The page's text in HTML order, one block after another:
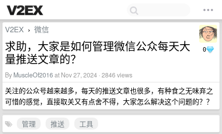
0
V2EX › 微信
求助，大家是如何管理微信公众每天大
量推送文章的？
By MuscleOf2016at Nov 27, 2024 · 2846 views
关注的公众号越来越多，每天的推送文章也很多，有种食之无味弃之
可惜的感觉，直接取关又有点舍不得，大家怎么解决这个问题的？？
管理 推送
工具